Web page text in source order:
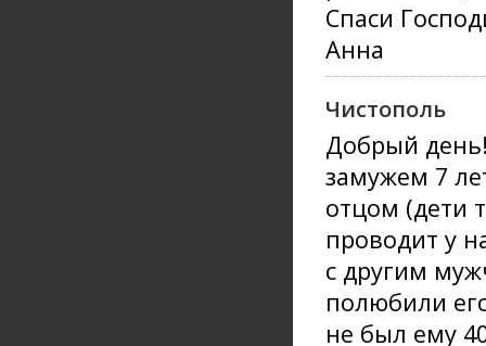
Спаси
Анна
Чистополь
Добрый
замужем 7
отцом (дети
проводит у
с другим
полюбили
не был ему